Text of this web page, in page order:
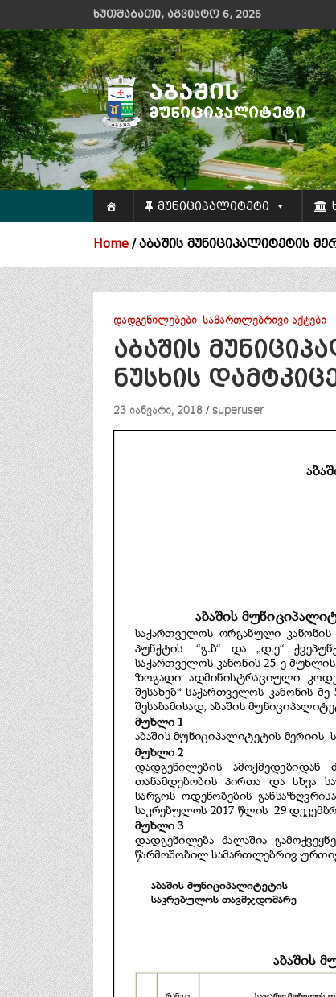
to
content
ხუთშაბათი, აგვისტო 6, 2026
აბაშის მუნიციპალიტეტის მერიის
ოფიციალური ვებ გვერდი
მუნიციპალიტეტი
Home აბაშის მუნიციპალიტეტის
ᲓᲐᲓᲒᲔᲜᲘᲚᲔᲑᲔᲑᲘ ᲡᲐᲛᲐᲠᲗᲚᲔᲑᲠᲘᲕᲘ ᲐᲥᲢᲔᲑᲘ
აბაშის
ნუსხის
23 იანვარი, 2018 superuser